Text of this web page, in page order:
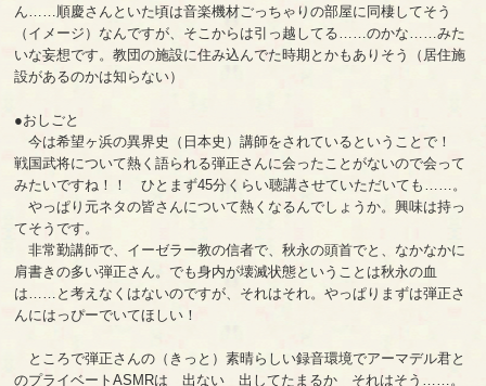
ん……順慶さんといた頃は音楽機材ごっちゃりの部屋に同棲してそう
（イメージ）なんですが、そこからは引っ越してる……のかな……みた
いな妄想です。教団の施設に住み込んでた時期とかもありそう（居住施
設があるのかは知らない）
●おしごと
今は希望ヶ浜の異界史（日本史）講師をされているということで！
戦国武将について熱く語られる弾正さんに会ったことがないので会って
みたいですね！！ ひとまず45分くらい聴講させていただいても……。
やっぱり元ネタの皆さんについて熱くなるんでしょうか。興味は持っ
てそうです。
非常勤講師で、イーゼラー教の信者で、秋永の頭首でと、なかなかに
肩書きの多い弾正さん。でも身内が壊滅状態ということは秋永の血
は……と考えなくはないのですが、それはそれ。やっぱりまずは弾正さ
んにはっぴーでいてほしい！
ところで弾正さんの（きっと）素晴らしい録音環境でアーマデル君と
のプライベートASMRは 出ない 出してたまるか それはそう……。